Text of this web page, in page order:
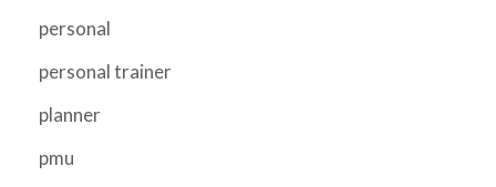
personal
personal trainer
planner
pmu